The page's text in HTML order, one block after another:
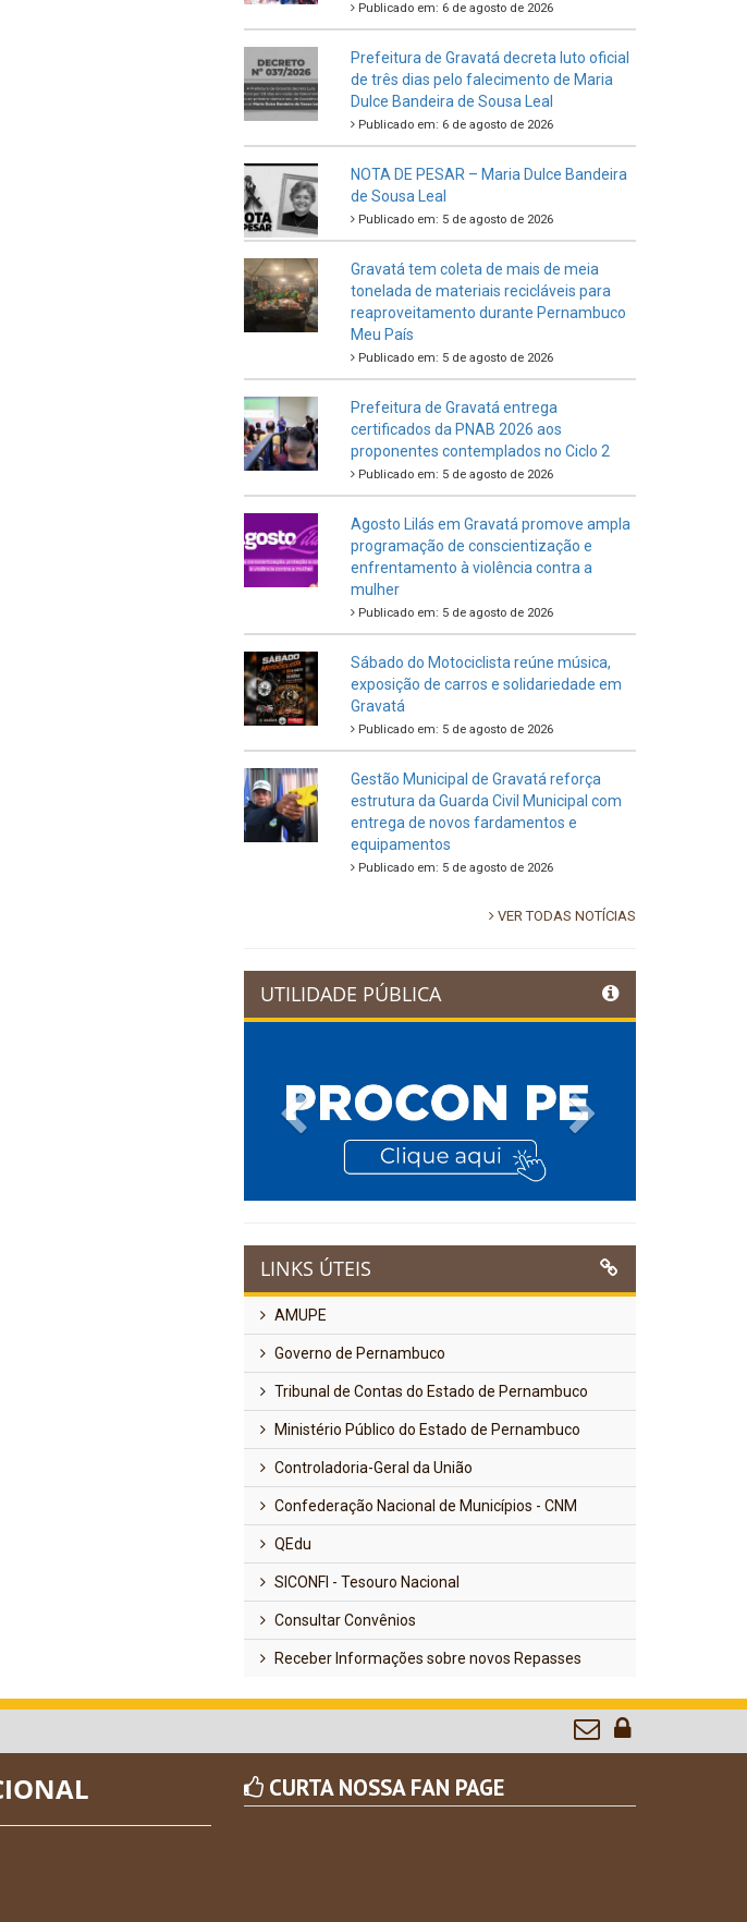
Publicado em: 6 de agosto de 2026
Prefeitura de Gravatá decreta luto oficial
de três dias pelo falecimento de Maria
Dulce Bandeira de Sousa Leal
Publicado em: 6 de agosto de 2026
NOTA DE PESAR – Maria Dulce Bandeira
de Sousa Leal
Publicado em: 5 de agosto de 2026
Gravatá tem coleta de mais de meia
tonelada de materiais recicláveis para
reaproveitamento durante Pernambuco
Meu País
Publicado em: 5 de agosto de 2026
Prefeitura de Gravatá entrega
certificados da PNAB 2026 aos
proponentes contemplados no Ciclo 2
Publicado em: 5 de agosto de 2026
Agosto Lilás em Gravatá promove ampla
programação de conscientização e
enfrentamento à violência contra a
mulher
Publicado em: 5 de agosto de 2026
Sábado do Motociclista reúne música,
exposição de carros e solidariedade em
Gravatá
Publicado em: 5 de agosto de 2026
Gestão Municipal de Gravatá reforça
estrutura da Guarda Civil Municipal com
entrega de novos fardamentos e
equipamentos
Publicado em: 5 de agosto de 2026
VER TODAS NOTÍCIAS
UTILIDADE PÚBLICA
Previous
LINKS ÚTEIS
AMUPE
Governo de Pernambuco
Tribunal de Contas do Estado de Pernambuco
Ministério Público do Estado de Pernambuco
Controladoria-Geral da União
Confederação Nacional de Municípios - CNM
QEdu
SICONFI - Tesouro Nacional
Consultar Convênios
Receber Informações sobre novos Repasses
CURTA NOSSA FAN PAGE